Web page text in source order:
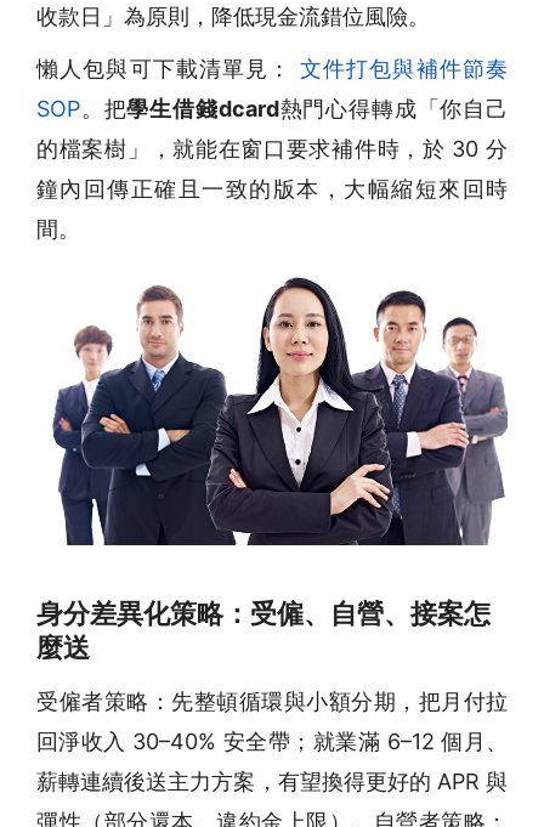
收款日」為原則，降低現金流錯位風險。
懶人包與可下載清單見：
文件打包與補件節奏
SOP。把學生借錢dcard熱門心得轉成「你自己
的檔案樹」，就能在窗口要求補件時，於 30 分
鐘內回傳正確且一致的版本，大幅縮短來回時
間。
身分差異化策略：受僱、自營、接案怎
麼送
受僱者策略：先整頓循環與小額分期，把月付拉
回淨收入 30–40% 安全帶；就業滿 6–12 個月、
薪轉連續後送主力方案，有望換得更好的 APR 與
彈性（部分還本、違約金上限）。自營者策略：